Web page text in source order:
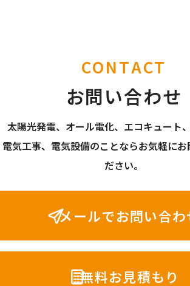
CONTACT
お問い合わせ
太陽光発電、オール電化、エコキュート
電気工事、電気設備のことならお気軽にお
ださい。
メールでお問い合わ
無料お見積もり